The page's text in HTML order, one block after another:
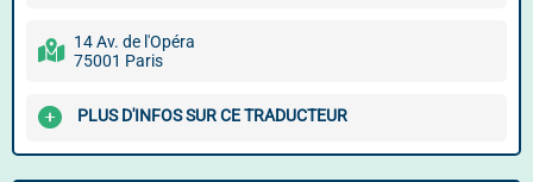
14 Av. de l'Opéra
75001 Paris
PLUS D'INFOS SUR CE TRADUCTEUR